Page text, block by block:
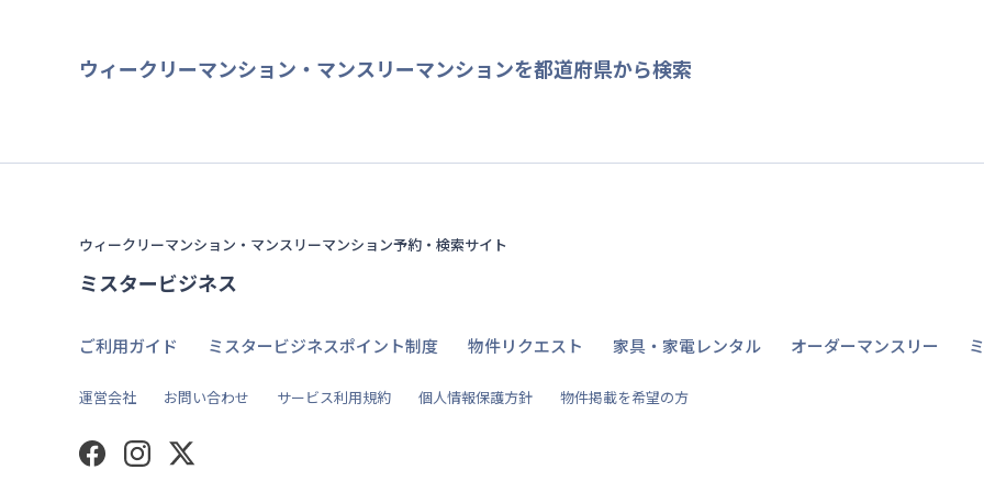
ウィークリーマンション・マンスリーマンションを都道府県から検索
ウィークリーマンション・マンスリーマンション予約・検索サイト
ミスタービジネス
ご利用ガイド ミスタービジネスポイント制度 物件リクエスト 家具・家電レンタル オーダーマンスリー
運営会社 お問い合わせ サービス利用規約 個人情報保護方針 物件掲載を希望の方
FacebookInstagramTwitter